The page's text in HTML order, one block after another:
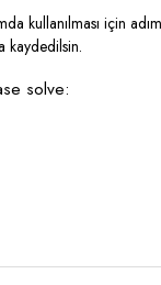
kullanılması için
kaydedilsin.
solve: